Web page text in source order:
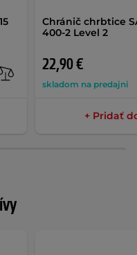
Chránič chrbtice
400-2 Level 2
22,90 €
skladom na predajni
+ Pridať